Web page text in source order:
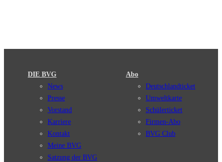
DIE BVG
News
Presse
Vorstand
Karriere
Kontakt
Meine BVG
Satzung der BVG
Abo
Deutschlandticket
Umweltkarte
Schülerticket
Firmen-Abo
BVG Club